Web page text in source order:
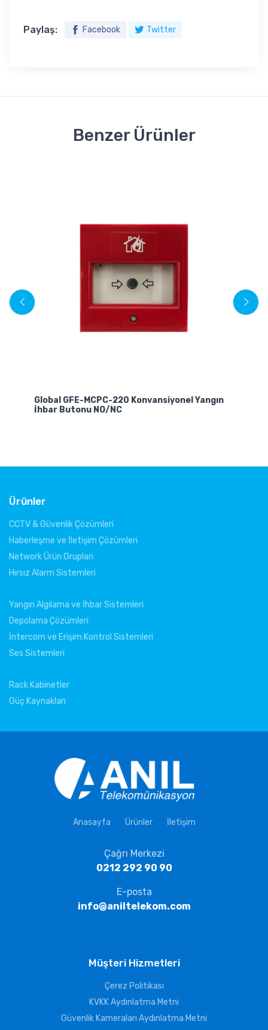
Paylaş: Facebook Twitter
Benzer Ürünler
Global GFE-MCPC-220 Konvansiyonel Yangın
İhbar Butonu NO/NC
Ürünler
CCTV & Güvenlik Çözümleri
Haberleşme ve İletişim Çözümleri
Network Ürün Grupları
Hırsız Alarm Sistemleri
Yangın Algılama ve İhbar Sistemleri
Depolama Çözümleri
İntercom ve Erişim Kontrol Sistemleri
Ses Sistemleri
Rack Kabinetler
Güç Kaynakları
Anasayfa Ürünler İletişim
Çağrı Merkezi
0212 292 90 90
E-posta
info@aniltelekom.com
Müşteri Hizmetleri
Çerez Politikası
KVKK Aydınlatma Metni
Güvenlik Kameraları Aydınlatma Metni